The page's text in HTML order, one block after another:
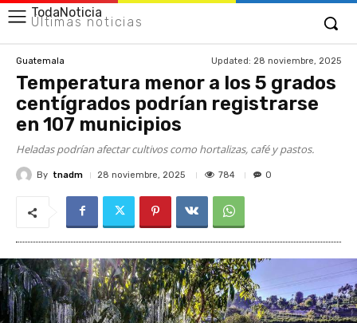
TodaNoticia
Últimas noticias
Guatemala Updated: 28 noviembre, 2025
Temperatura menor a los 5 grados
centígrados podrían registrarse
en 107 municipios
Heladas podrían afectar cultivos como hortalizas, café y pastos.
By tnadm 28 noviembre, 2025 784 0